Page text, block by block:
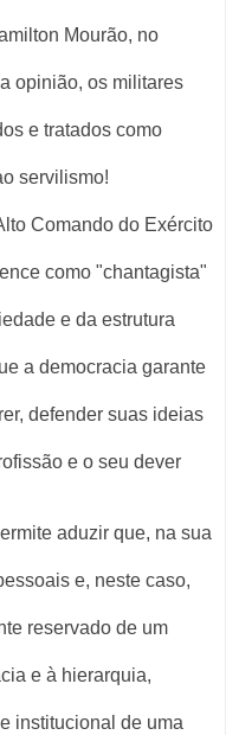
Mourão, no
opinião, os militares
e tratados como
servilismo!
Comando do Exército
como "chantagista"
e da estrutura
a democracia garante
defender suas ideias
e o seu dever
aduzir que, na sua
e, neste caso,
reservado de um
e à hierarquia,
institucional de uma